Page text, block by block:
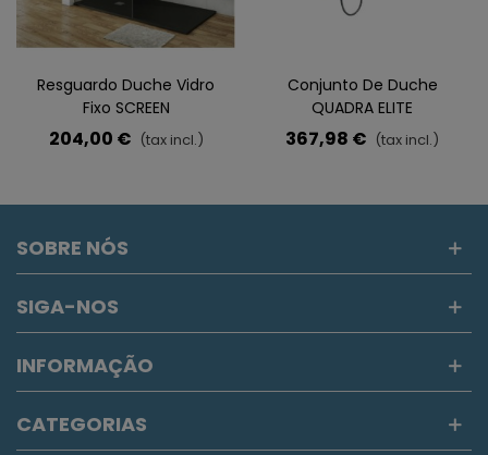
Resguardo Duche Vidro
Fixo SCREEN
204,00 € (tax incl.)
Conjunto De Duche
QUADRA ELITE
Termostático
367,98 € (tax incl.)
SOBRE NÓS
SIGA-NOS
INFORMAÇÃO
CATEGORIAS